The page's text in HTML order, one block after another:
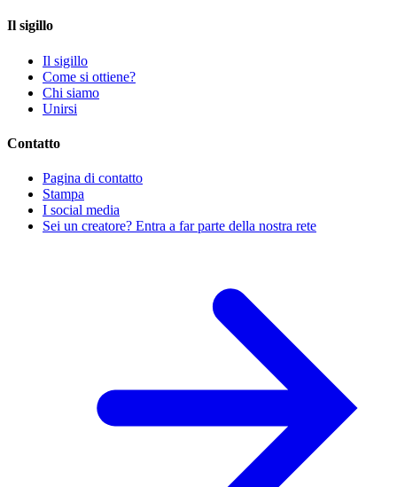
Il sigillo
Il sigillo
Come si ottiene?
Chi siamo
Unirsi
Contatto
Pagina di contatto
Stampa
I social media
Sei un creatore? Entra a far parte della nostra rete